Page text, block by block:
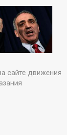
сайте движения